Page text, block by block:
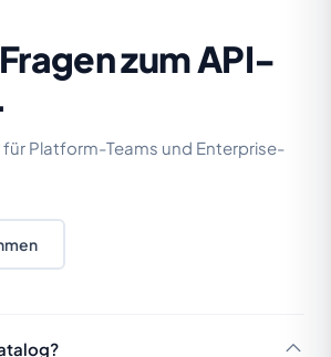
zum API-
Platform-Teams und Enterprise-